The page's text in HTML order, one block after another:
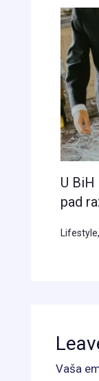
U
pad
Lifestyle,
Vaša